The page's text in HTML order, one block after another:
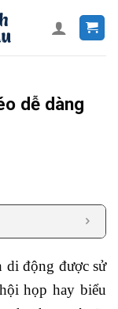
dễ dàng
di động được sử
họp hay biểu